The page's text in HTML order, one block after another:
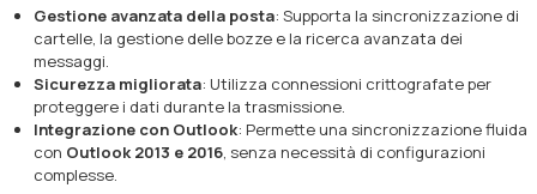
Gestione avanzata della posta: Supporta la sincronizzazione di
cartelle, la gestione delle bozze e la ricerca avanzata dei
messaggi.
Sicurezza migliorata: Utilizza connessioni crittografate per
proteggere i dati durante la trasmissione.
Integrazione con Outlook: Permette una sincronizzazione fluida
con Outlook 2013 e 2016, senza necessità di configurazioni
complesse.